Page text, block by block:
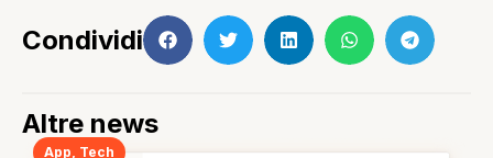
Condividi
Altre news
App, Tech